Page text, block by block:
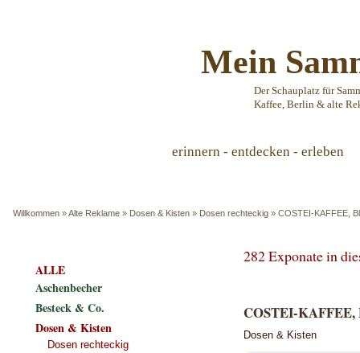
Mein
Der Schauplatz für
Kaffee, Berlin & alte
erinnern - entdecken - erleben
Willkommen »Alte Reklame » Dosen & Kisten » Dosen rechteckig » COSTEI-KAFFEE,
282 Exponate in
COSTEI-KAFFEE,
Dosen & Kisten
ALLE
Aschenbecher
Besteck & Co.
Dosen & Kisten
Dosen rechteckig